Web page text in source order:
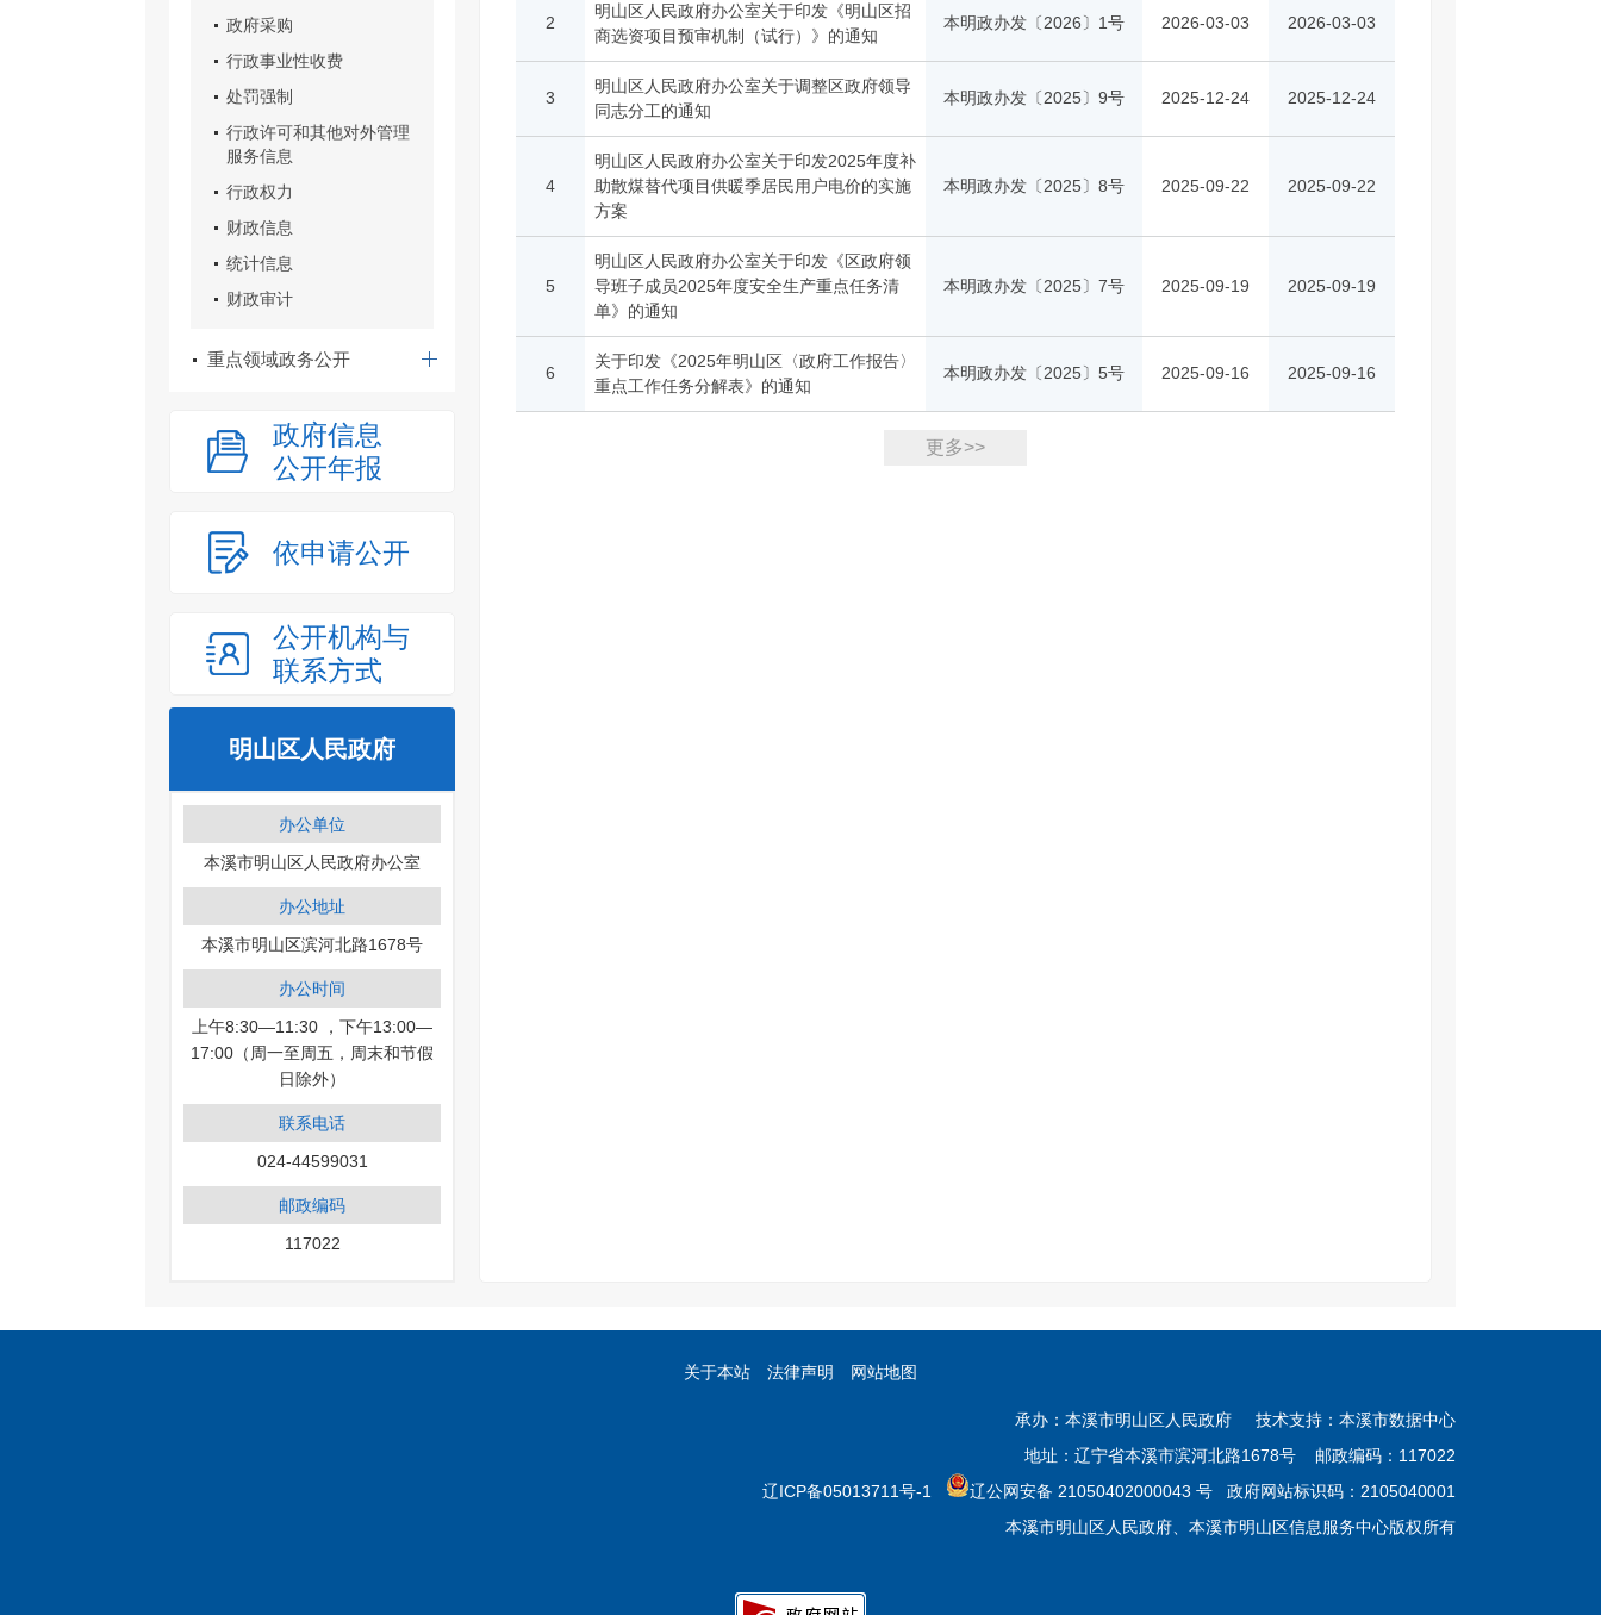
政府采购
行政事业性收费
处罚强制
行政许可和其他对外管理
服务信息
行政权力
财政信息
统计信息
财政审计
重点领域政务公开
政府信息
公开年报
依申请公开
公开机构与
联系方式
明山区人民政府
办公单位
本溪市明山区人民政府办公室
办公地址
本溪市明山区滨河北路1678号
办公时间
上午8:30—11:30 ，下午13:00—
17:00（周一至周五，周末和节假
日除外）
联系电话
024-44599031
邮政编码
117022
2
明山区人民政府办公室关于印发《明山区招
商选资项目预审机制（试行）》的通知
本明政办发〔2026〕1号 2026-03-03 2026-03-03
3
明山区人民政府办公室关于调整区政府领导
同志分工的通知
本明政办发〔2025〕9号 2025-12-24 2025-12-24
4
明山区人民政府办公室关于印发2025年度补
助散煤替代项目供暖季居民用户电价的实施
方案
本明政办发〔2025〕8号 2025-09-22 2025-09-22
5
明山区人民政府办公室关于印发《区政府领
导班子成员2025年度安全生产重点任务清
单》的通知
本明政办发〔2025〕7号 2025-09-19 2025-09-19
6
关于印发《2025年明山区〈政府工作报告〉
重点工作任务分解表》的通知
本明政办发〔2025〕5号 2025-09-16 2025-09-16
更多>>
关于本站 法律声明 网站地图
承办：本溪市明山区人民政府 技术支持：本溪市数据中心
地址：辽宁省本溪市滨河北路1678号 邮政编码：117022
辽ICP备05013711号-1
辽公网安备 21050402000043 号 政府网站标识码：2105040001
本溪市明山区人民政府、本溪市明山区信息服务中心版权所有